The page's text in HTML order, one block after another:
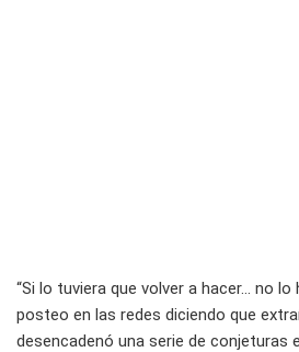
“Si lo tuviera que volver a hacer… no lo
posteo en las redes diciendo que
desencadenó una serie de conjeturas